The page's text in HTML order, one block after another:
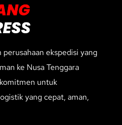
perusahaan ekspedisi yang
ke Nusa Tenggara
untuk
yang cepat, aman,